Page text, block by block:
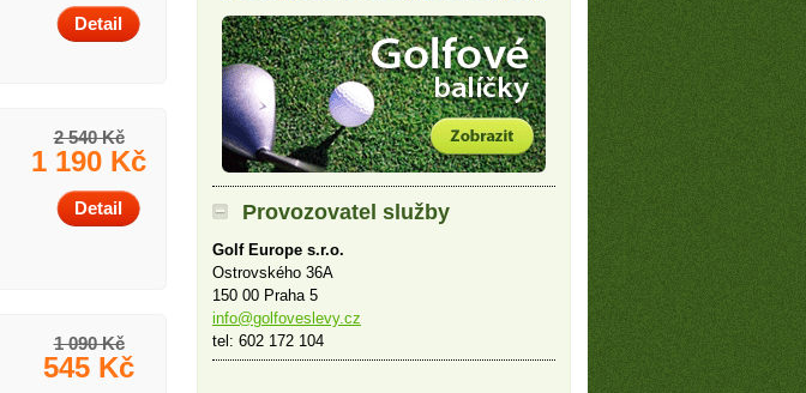
Detail
2 540 Kč
1 190 Kč
Detail
1 090 Kč
545 Kč
Provozovatel služby
Golf Europe s.r.o.
Ostrovského 36A
150 00 Praha 5
info@golfoveslevy.cz
tel: 602 172 104